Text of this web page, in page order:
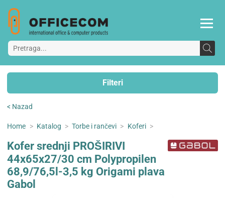
Filteri
< Nazad
Home > Katalog > Torbe i rančevi > Koferi >
Kofer srednji PROŠIRIVI
44x65x27/30 cm Polypropilen
68,9/76,5l-3,5 kg Origami plava
Gabol